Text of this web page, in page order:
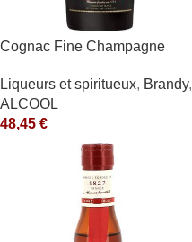
Cognac Fine Champagne
Liqueurs et spiritueux, Brandy,
ALCOOL
48,45 €